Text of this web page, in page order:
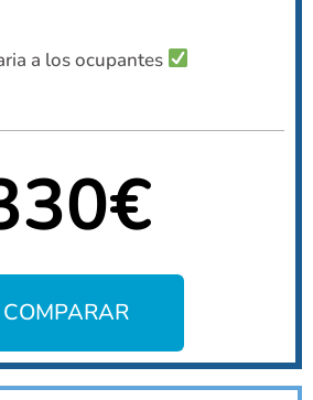
a los ocupantes
COMPARAR